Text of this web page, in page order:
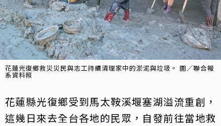
花蓮光復鄉救災災民與志工持續清理家中的淤泥與垃圾。 圖／聯合報
系資料照
花蓮縣光復鄉受到馬太鞍溪堰塞湖溢流重創，
這幾日來去全台各地的民眾，自發前往當地救